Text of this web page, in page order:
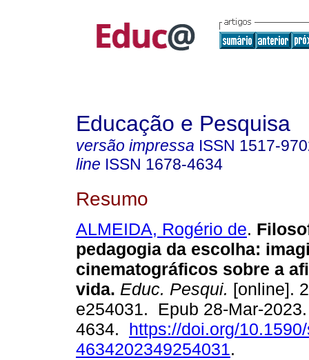
Educação e Pesquisa
versão impressa ISSN 1517-
line ISSN 1678-4634
Resumo
ALMEIDA, Rogério de.
pedagogia da escolha:
cinematográficos sobre a
vida. Educ. Pesqui. [online].
e254031. Epub 28-Mar-
4634. https://doi.org/
4634202349254031.